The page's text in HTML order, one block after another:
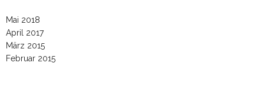
Mai 2018
April 2017
März 2015
Februar 2015